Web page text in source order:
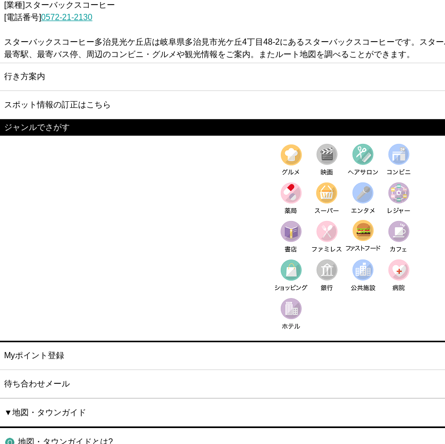
[業種]スターバックスコーヒー
[電話番号]0572-21-2130
スターバックスコーヒー多治見光ケ丘店は岐阜県多治見市光ケ丘4丁目48-2にあるスターバックスコーヒーです。スタ
最寄駅、最寄バス停、周辺のコンビニ・グルメや観光情報をご案内。またルート地図を調べることができます。
行き方案内
スポット情報の訂正はこちら
ジャンルでさがす
Myポイント登録
待ち合わせメール
▼地図・タウンガイド
地図・タウンガイドとは?